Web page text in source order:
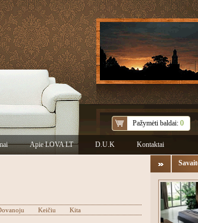
Pažymėti baldai: 0
Apie LOVA LT D.U.K Kontaktai
Keičiu Kita